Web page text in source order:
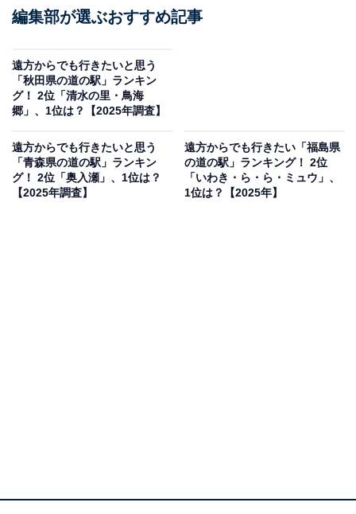
新鮮な海産物を楽しめそうだからです」（40代女性／青
森県）、「日本一海に近い道の駅として知られ、太平洋
です」（30代女性／大阪府）、「展望台で太平洋を眺め
たい」（30代女性／長野県）といった声が集まりまし
た。
は、「南三陸さんさん商店街」に加え、震災伝承施設
編集部が選ぶおすすめ記事
遠方からでも行きたいと思う
「秋田県の道の駅」ランキン
グ！ 2位「清水の里・鳥海
郷」、1位は？【2025年調査】
遠方からでも行きたいと思う
「青森県の道の駅」ランキン
グ！ 2位「奥入瀬」、1位は？
【2025年調査】
遠方からでも行きたい「福島県
の道の駅」ランキング！ 2位
「いわき・ら・ら・ミュウ」、
1位は？【2025年】